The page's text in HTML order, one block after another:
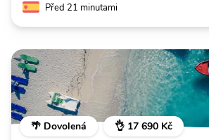
Před 21 minutami
🌴 Dovolená 👌 17 690 Kč